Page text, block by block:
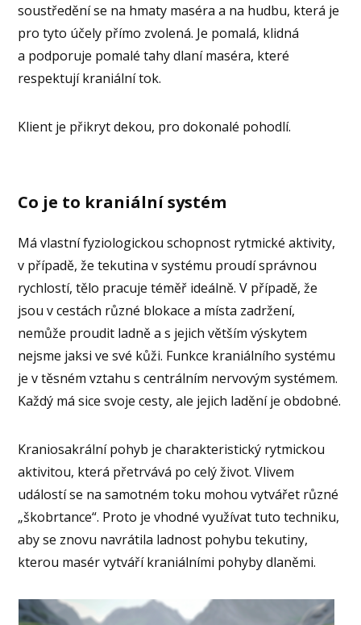
soustředění se na hmaty maséra a na hudbu, která je
pro tyto účely přímo zvolená. Je pomalá, klidná
a podporuje pomalé tahy dlaní maséra, které
respektují kraniální tok.
Klient je přikryt dekou, pro dokonalé pohodlí.
Co je to kraniální systém
Má vlastní fyziologickou schopnost rytmické aktivity,
v případě, že tekutina v systému proudí správnou
rychlostí, tělo pracuje téměř ideálně. V případě, že
jsou v cestách různé blokace a místa zadržení,
nemůže proudit ladně a s jejich větším výskytem
nejsme jaksi ve své kůži. Funkce kraniálního systému
je v těsném vztahu s centrálním nervovým systémem.
Každý má sice svoje cesty, ale jejich ladění je obdobné.
Kraniosakrální pohyb je charakteristický rytmickou
aktivitou, která přetrvává po celý život. Vlivem
událostí se na samotném toku mohou vytvářet různé
„škobrtance“. Proto je vhodné využívat tuto techniku,
aby se znovu navrátila ladnost pohybu tekutiny,
kterou masér vytváří kraniálními pohyby dlaněmi.